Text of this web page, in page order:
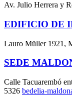
Av. Julio Herrera y
EDIFICIO DE
Lauro Müller 1921,
SEDE
Calle Tacuarembó
5326 bedelia-